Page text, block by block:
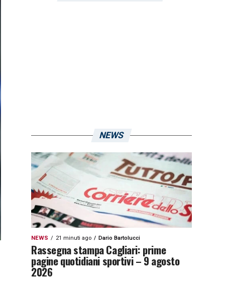
NEWS
NEWS 21 minuti ago Dario Bartolucci
Rassegna stampa Cagliari: prime
pagine quotidiani sportivi – 9 agosto
2026